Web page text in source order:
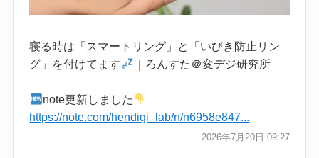
寝る時は「スマートリング」と「いびき防止リン
グ」を付けてます
｜ろんすた＠変デジ研究所
note更新しました
https://note.com/hendigi_lab/n/n6958e847...
2026年7月20日 09:27